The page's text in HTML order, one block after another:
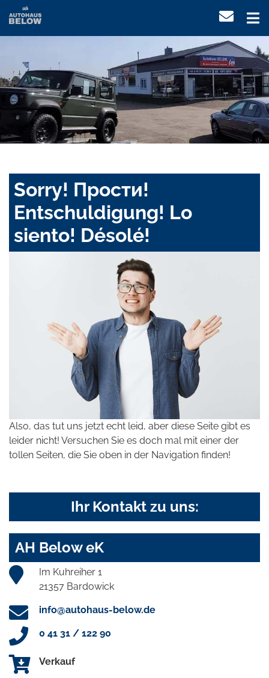
Sorry! Прости!
Entschuldigung! Lo
siento! Désolé!
Also, das tut uns jetzt echt leid, aber diese Seite gibt es
leider nicht! Versuchen Sie es doch mal mit einer der
tollen Seiten, die Sie oben in der Navigation finden!
Ihr Kontakt zu uns:
AH Below eK
Im Kuhreiher 1
21357 Bardowick
info@autohaus-below.de
0 41 31 / 122 90
Verkauf